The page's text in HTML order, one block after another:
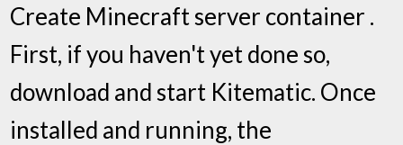
Create Minecraft server container .
First, if you haven't yet done so,
download and start Kitematic. Once
installed and running, the